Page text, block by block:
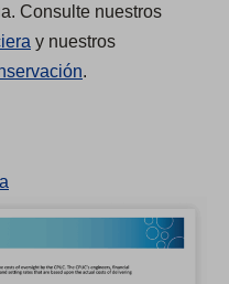
Consulte nuestros
y nuestros
.